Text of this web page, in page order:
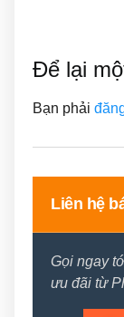
Để lại
Bạn phải
Liên hệ
Gọi ngay
ưu đãi từ